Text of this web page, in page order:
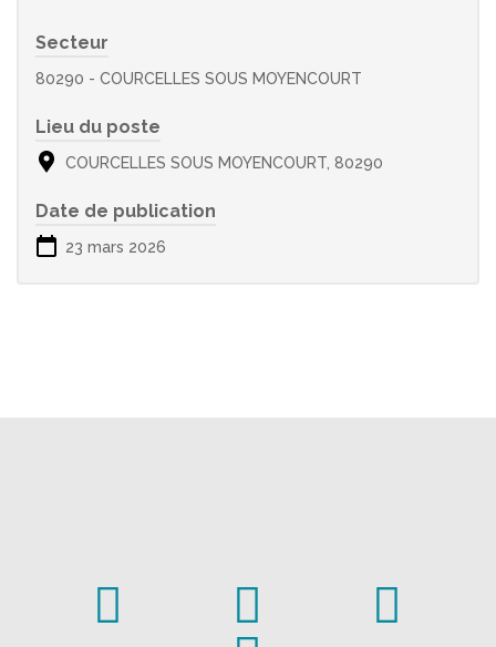
Secteur
80290 - COURCELLES SOUS MOYENCOURT
Lieu du poste
COURCELLES SOUS MOYENCOURT, 80290
Date de publication
23 mars 2026
 
